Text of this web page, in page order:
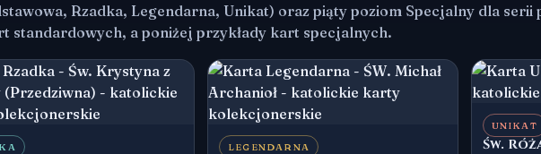
Rzadka, Legendarna, Unikat) oraz piąty poziom Specjalny dla serii
standardowych, a poniżej przykłady kart specjalnych.
LEGENDARNA
UNIKAT
Św.